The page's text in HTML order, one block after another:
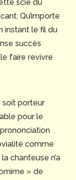
scie du
Qu’importe
instant le fil du
succès
faire revivre
soit porteur
pour le
comme
chanteuse n’a
» de